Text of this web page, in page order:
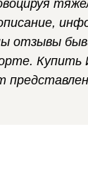
отзывы